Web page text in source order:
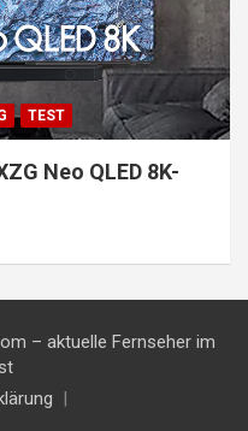
TEST
Neo QLED 8K-
– aktuelle Fernseher im